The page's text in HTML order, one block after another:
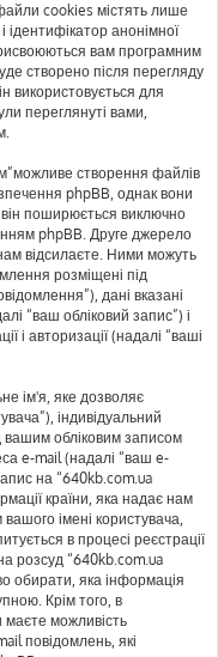
cookies містять лише
ідентифікатор анонімної
вам програмним
створено після перегляду
використовується для
переглянуті вами,
створення файлів
phpBB, однак вони
він поширюється виключно
phpBB. Друге джерело
відсилаєте. Ними можуть
розміщені під
дані вказані
“ваш обліковий запис”) і
і авторизації (надалі “ваші
ім'я, яке дозволяє
індивідуальний
вашим обліковим записом
e-mail (надалі “ваш e-
на “640kb.com.ua
країни, яка надає нам
імені користувача,
в процесі реєстрації
розсуд “640kb.com.ua
обирати, яка інформація
Крім того, в
маєте можливість
повідомлень, які